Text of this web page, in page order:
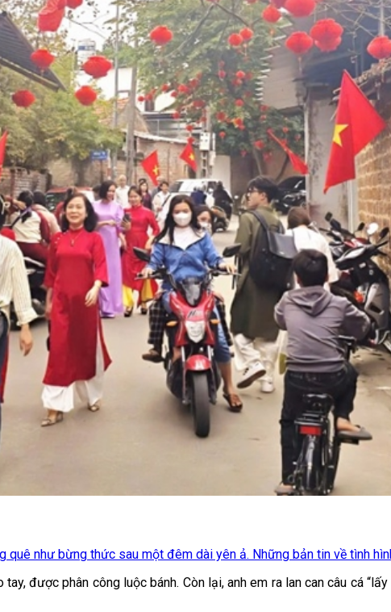
như bừng thức sau một đêm dài yên ả. Những bản tin về tình
được phân công luộc bánh. Còn lại, anh em ra lan can câu cá